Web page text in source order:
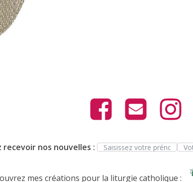
recevoir nos nouvelles :
mes créations pour la liturgie catholique :